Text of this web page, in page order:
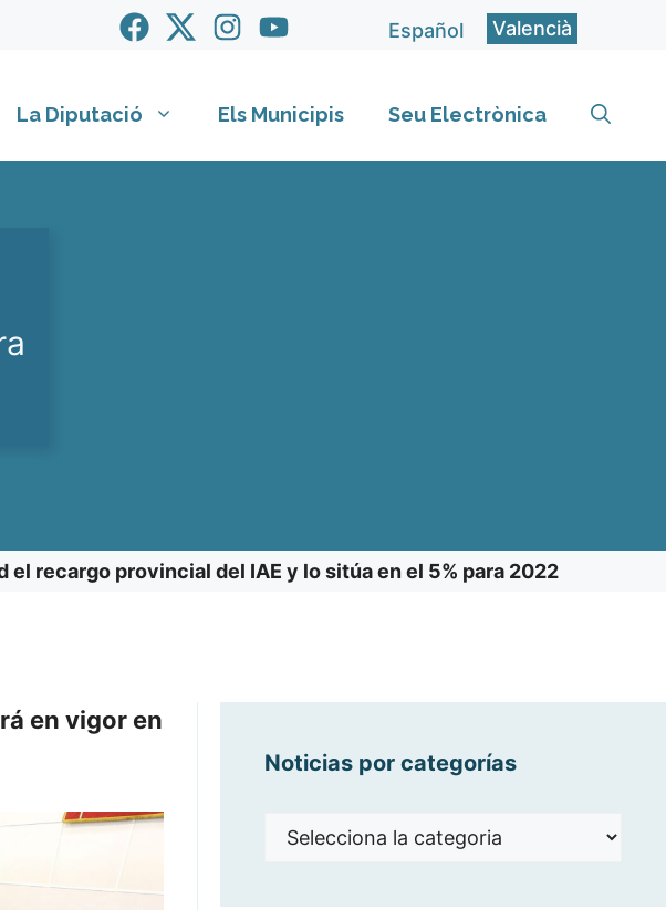
Español Valencià
La Diputació Els Municipis Seu Electrònica
el recargo provincial del IAE y lo sitúa en el 5% para 2022
en vigor en
Noticias por categorías
Noticias